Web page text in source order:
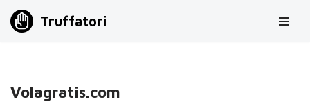
Truffatori
Volagratis.com